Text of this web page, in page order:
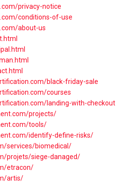
privacy-notice
conditions-of-use
about-us
black-friday-sale
courses
landing-with-checkout
projects/
tools/
identify-define-risks/
services/biomedical/
projets/siege-danaged/
etracon/
artis/